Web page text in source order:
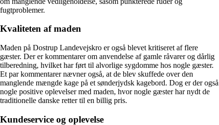
fugtproblemer.
Kvaliteten af maden
Maden på Dostrup Landevejskro er også blevet kritiseret af flere
gæster. Der er kommentarer om anvendelse af gamle råvarer og dårlig
tilberedning, hvilket har ført til alvorlige sygdomme hos nogle gæster.
Et par kommentarer nævner også, at de blev skuffede over den
manglende mængde kage på et sønderjydsk kagebord. Dog er der også
nogle positive oplevelser med maden, hvor nogle gæster har nydt de
traditionelle danske retter til en billig pris.
Kundeservice og oplevelse